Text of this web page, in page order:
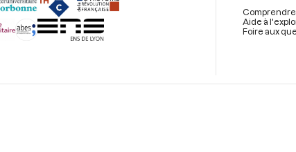
page
Aide à
Foire aux